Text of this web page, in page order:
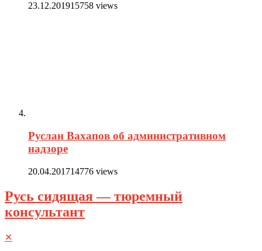
23.12.201915758 views
Руслан Вахапов об административном
надзоре
20.04.201714776 views
Русь сидящая — тюремный
консультант
✕